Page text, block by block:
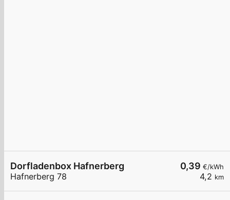
0,39 €/kWh
4,2 km
Dorfladenbox Hafnerberg
Hafnerberg 78